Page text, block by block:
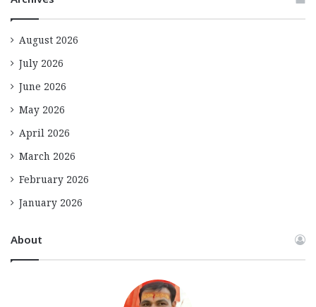
August 2026
July 2026
June 2026
May 2026
April 2026
March 2026
February 2026
January 2026
About